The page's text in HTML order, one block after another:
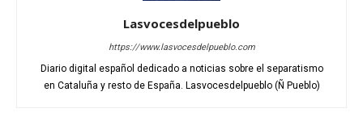
Lasvocesdelpueblo
https://www.lasvocesdelpueblo.com
Diario digital español dedicado a noticias sobre el separatismo
en Cataluña y resto de España. Lasvocesdelpueblo (Ñ Pueblo)